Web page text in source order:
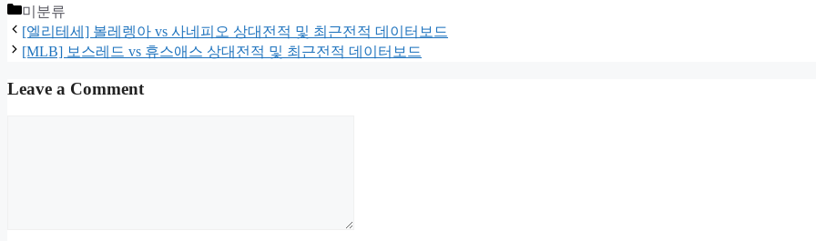
Categories
미분류
[엘리테세] 볼레렝아 vs 사네피오 상대전적 및 최근전적 데이터보드
[MLB] 보스레드 vs 휴스애스 상대전적 및 최근전적 데이터보드
Leave a Comment